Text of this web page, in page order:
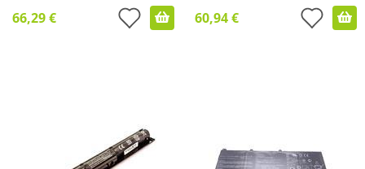
66,29 € 60,94 €